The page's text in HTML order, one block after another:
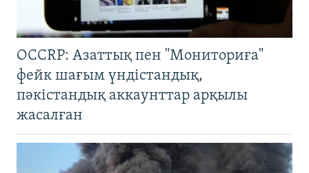
OCCRP: Азаттық пен "Мониториға"
фейк шағым үндістандық,
пәкістандық аккаунттар арқылы
жасалған